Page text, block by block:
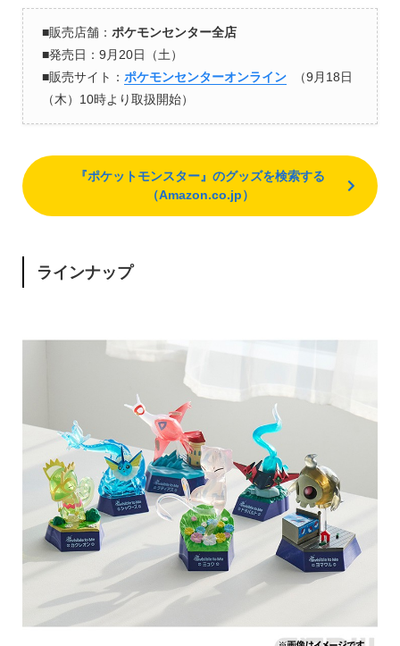
■販売店舗： ポケモンセンター全店
■発売日：9月20日（土）
■販売サイト： ポケモンセンターオンライン（9月18日
（木）10時より取扱開始）
『ポケットモンスター』のグッズを検索する
（Amazon.co.jp）
ラインナップ